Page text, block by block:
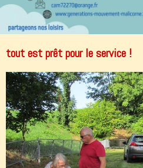
tout est prêt pour le service !